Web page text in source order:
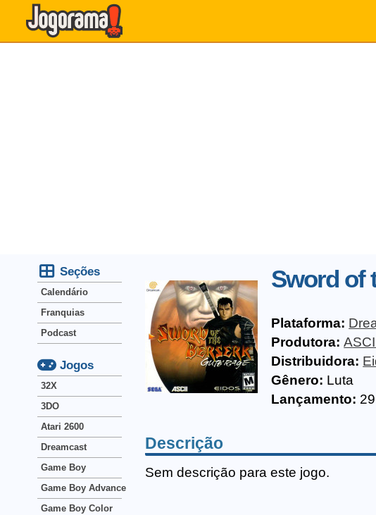
Sword of
Plataforma:
Produtora:
Distribuidora:
Gênero: Luta
Lançamento:
Descrição
Sem descrição para este jogo.
Seções
Calendário
Franquias
Podcast
Jogos
32X
3DO
Atari 2600
Dreamcast
Game Boy
Game Boy Advance
Game Boy Color